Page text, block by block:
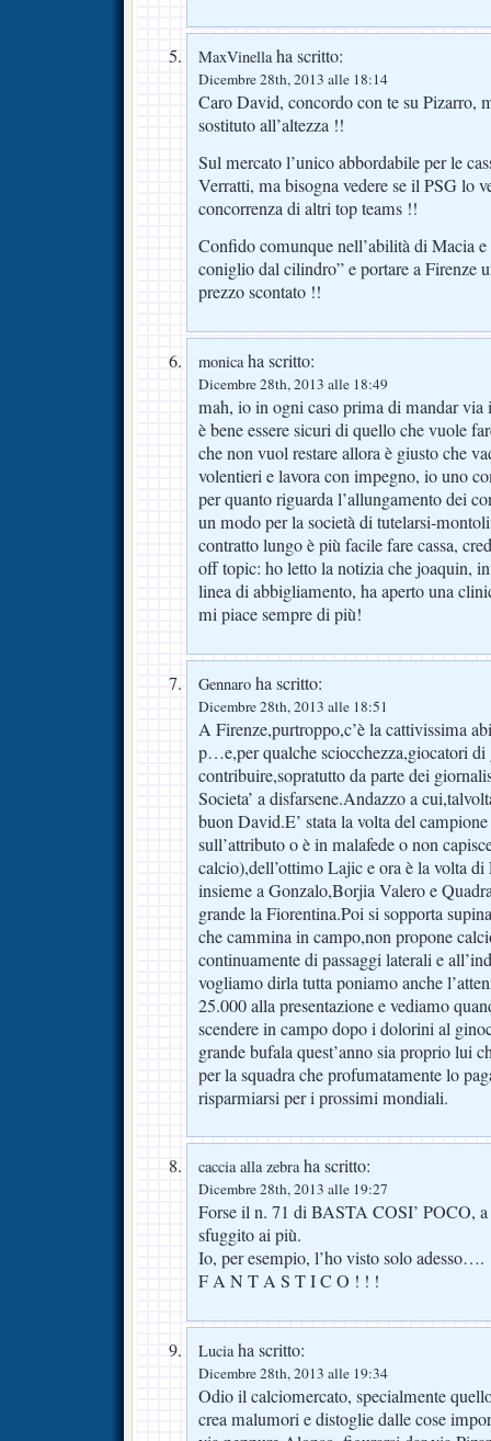
MaxVinellaha scritto:
Dicembre 28th, 2013 alle 18:14
Caro David, concordo con te su Pizarro,
sostituto all’altezza !!
Sul mercato l’unico abbordabile per le
Verratti, ma bisogna vedere se il PSG lo
concorrenza di altri top teams !!
Confido comunque nell’abilità di Macia
coniglio dal cilindro” e portare a Firenze
prezzo scontato !!
monicaha scritto:
Dicembre 28th, 2013 alle 18:49
mah, io in ogni caso prima di mandar via
è bene essere sicuri di quello che vuole
che non vuol restare allora è giusto che
volentieri e lavora con impegno, io uno
per quanto riguarda l’allungamento dei
un modo per la società di tutelarsi-
contratto lungo è più facile fare cassa,
off topic: ho letto la notizia che joaquin,
linea di abbigliamento, ha aperto una
mi piace sempre di più!
Gennaro ha scritto:
Dicembre 28th, 2013 alle 18:51
A Firenze,purtroppo,c’è la cattivissima
p…e,per qualche sciocchezza,giocatori di
contribuire,sopratutto da parte dei
Societa’ a disfarsene.Andazzo a
buon David.E’ stata la volta del
sull’attributo o è in malafede o non
calcio),dell’ottimo Lajic e ora è la volta di
insieme a Gonzalo,Borjia Valero e
grande la Fiorentina.Poi si sopporta
che cammina in campo,non propone
continuamente di passaggi laterali e
vogliamo dirla tutta poniamo anche
25.000 alla presentazione e vediamo
scendere in campo dopo i dolorini al
grande bufala quest’anno sia proprio lui
per la squadra che profumatamente lo
risparmiarsi per i prossimi mondiali.
caccia alla zebraha scritto:
Dicembre 28th, 2013 alle 19:27
Forse il n. 71 di BASTA COSI’ POCO,
sfuggito ai più.
Io, per esempio, l’ho visto solo adesso….
F A N T A S T I C O ! ! !
Luciaha scritto:
Dicembre 28th, 2013 alle 19:34
Odio il calciomercato, specialmente
crea malumori e distoglie dalle cose